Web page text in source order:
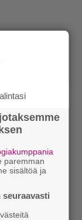
paremman
sisältöä ja